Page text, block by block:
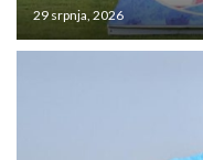
29 srpnja, 2026